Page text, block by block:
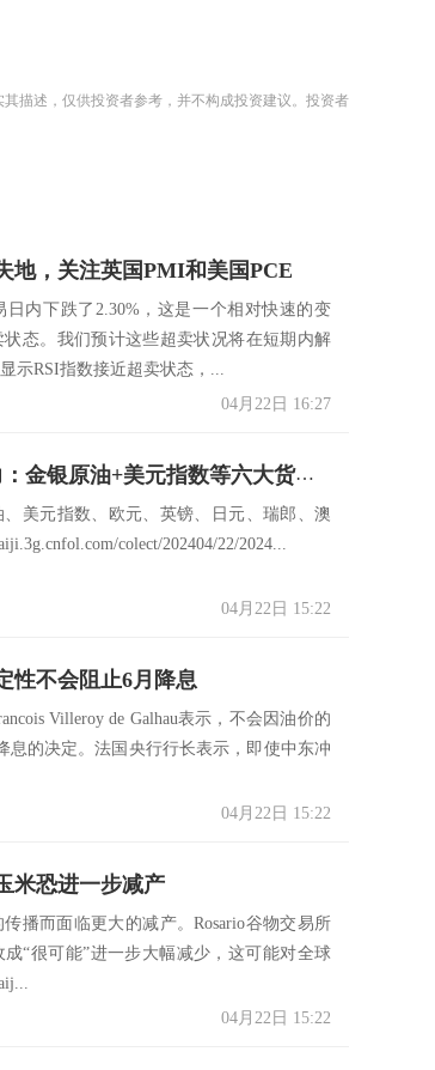
描述，仅供投资者参考，并不构成投资建议。投资者
地，关注英国PMI和美国PCE
内下跌了2.30%，这是一个相对快速的变
态。我们预计这些超卖状况将在短期内解
示RSI指数接近超卖状态，...
04月22日 16:27
4月22日欧市支撑阻力：金银原油+美元指数等六大货币对
美元指数、欧元、英镑、日元、瑞郎、澳
colect/202404/22/2024...
04月22日 15:22
性不会阻止6月降息
Villeroy de Galhau表示，不会因油价的
息的决定。法国央行行长表示，即使中东冲
04月22日 15:22
米恐进一步减产
播而面临更大的减产。Rosario谷物交易所
“很可能”进一步大幅减少，这可能对全球
04月22日 15:22